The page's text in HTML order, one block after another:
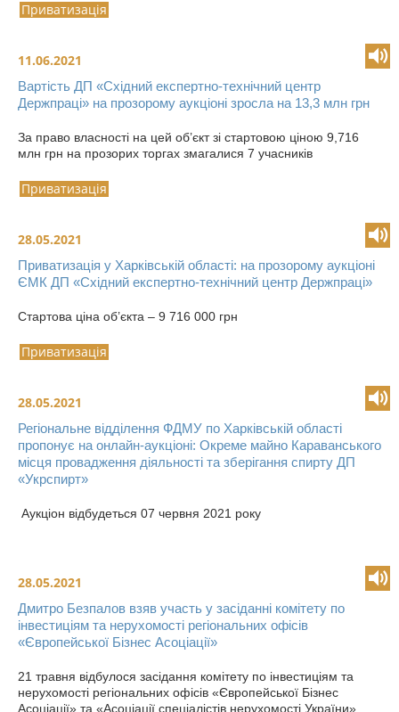
Приватизація
11.06.2021
Вартість ДП «Східний експертно-технічний центр
Держпраці» на прозорому аукціоні зросла на 13,3 млн грн
За право власності на цей об’єкт зі стартовою ціною 9,716
млн грн на прозорих торгах змагалися 7 учасників
Приватизація
28.05.2021
Приватизація у Харківській області: на прозорому аукціоні
ЄМК ДП «Східний експертно-технічний центр Держпраці»
Стартова ціна об’єкта – 9 716 000 грн
Приватизація
28.05.2021
Регіональне відділення ФДМУ по Харківській області
пропонує на онлайн-аукціоні: Окреме майно Караванського
місця провадження діяльності та зберігання спирту ДП
«Укрспирт»
Аукціон відбудеться 07 червня 2021 року
28.05.2021
Дмитро Безпалов взяв участь у засіданні комітету по
інвестиціям та нерухомості регіональних офісів
«Європейської Бізнес Асоціації»
21 травня відбулося засідання комітету по інвестиціям та
нерухомості регіональних офісів «Європейської Бізнес
Асоціації» та «Асоціації спеціалістів нерухомості України»